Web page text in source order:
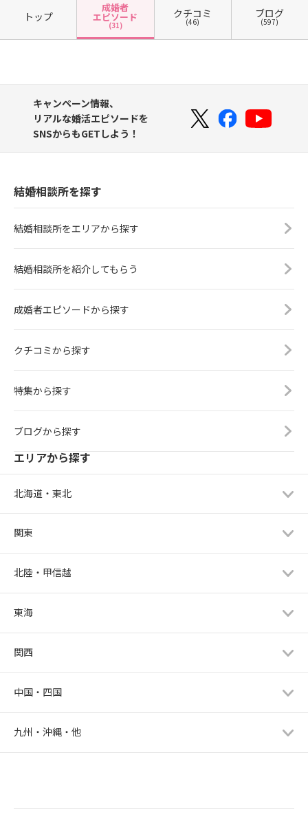
トップ
成婚者
エピソード
(31)
クチコミ
(46)
ブログ
(597)
キャンペーン情報、
リアルな婚活エピソードを
SNSからもGETしよう！
結婚相談所を探す
結婚相談所をエリアから探す
結婚相談所を紹介してもらう
成婚者エピソードから探す
クチコミから探す
特集から探す
ブログから探す
エリアから探す
北海道・東北
関東
北陸・甲信越
東海
関西
中国・四国
九州・沖縄・他